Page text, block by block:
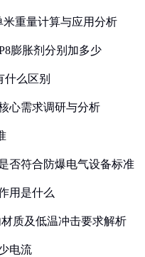
米重量计算与应用分析
膨胀剂分别加多少
什么区别
心需求调研与分析
否符合防爆电气设备标准
用是什么
质及低温冲击要求解析
电流